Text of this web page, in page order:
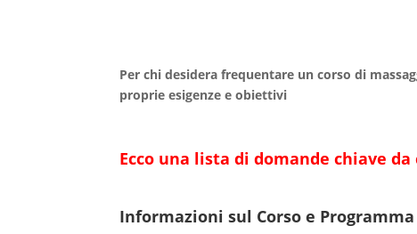
Per chi desidera frequentare un corso di
proprie esigenze e obiettivi
Ecco una lista di domande chiave da
Informazioni sul Corso e Programma